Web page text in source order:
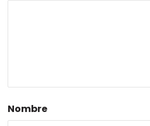
Nombre